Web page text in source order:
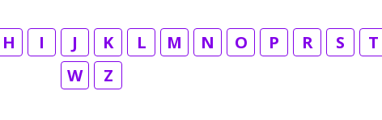
H I J K L M N O P R S T
W
Z